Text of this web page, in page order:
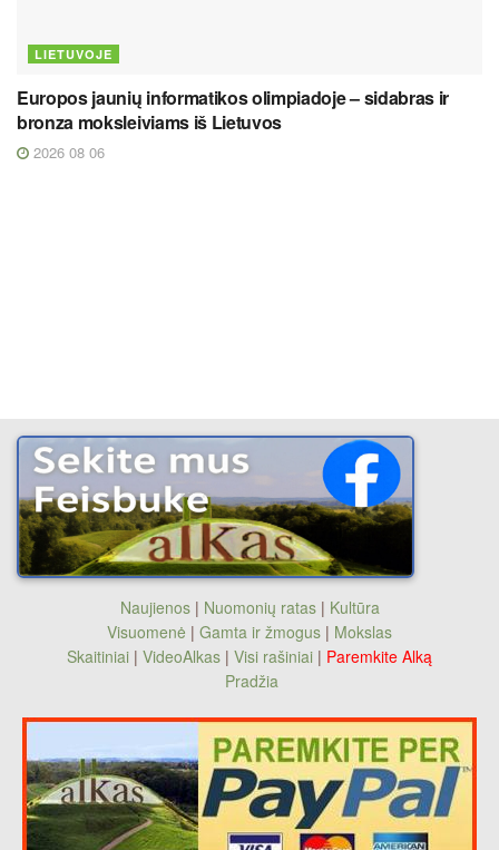
LIETUVOJE
Europos jaunių informatikos olimpiadoje – sidabras ir
bronza moksleiviams iš Lietuvos
2026 08 06
Naujienos| Nuomonių ratas| Kultūra
Visuomenė | Gamta ir žmogus | Mokslas
Skaitiniai | VideoAlkas | Visi rašiniai | Paremkite Alką
Pradžia